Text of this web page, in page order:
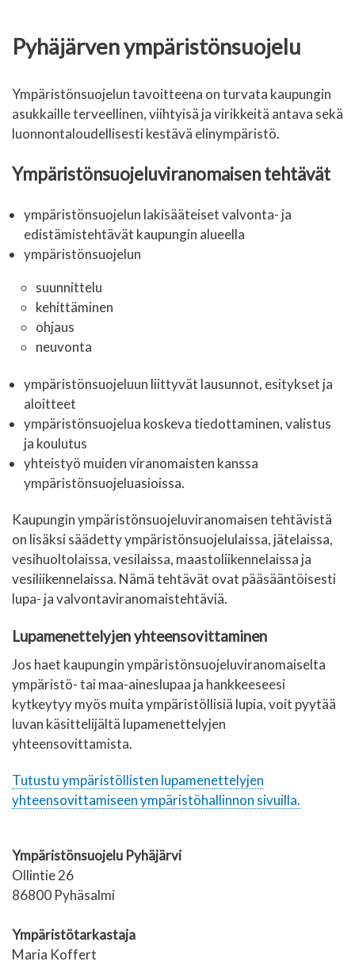
Pyhäjärven ympäristönsuojelu
Ympäristönsuojelun tavoitteena on turvata kaupungin
asukkaille terveellinen, viihtyisä ja virikkeitä antava sekä
luonnontaloudellisesti kestävä elinympäristö.
Ympäristönsuojeluviranomaisen tehtävät
ympäristönsuojelun lakisääteiset valvonta- ja
edistämistehtävät kaupungin alueella
ympäristönsuojelun
suunnittelu
kehittäminen
ohjaus
neuvonta
ympäristönsuojeluun liittyvät lausunnot, esitykset ja
aloitteet
ympäristönsuojelua koskeva tiedottaminen, valistus
ja koulutus
yhteistyö muiden viranomaisten kanssa
ympäristönsuojeluasioissa.
Kaupungin ympäristönsuojeluviranomaisen tehtävistä
on lisäksi säädetty ympäristönsuojelulaissa, jätelaissa,
vesihuoltolaissa, vesilaissa, maastoliikennelaissa ja
vesiliikennelaissa. Nämä tehtävät ovat pääsääntöisesti
lupa- ja valvontaviranomaistehtäviä.
Lupamenettelyjen yhteensovittaminen
Jos haet kaupungin ympäristönsuojeluviranomaiselta
ympäristö- tai maa-aineslupaa ja hankkeeseesi
kytkeytyy myös muita ympäristöllisiä lupia, voit pyytää
luvan käsittelijältä lupamenettelyjen
yhteensovittamista.
Tutustu ympäristöllisten lupamenettelyjen
yhteensovittamiseen ympäristöhallinnon sivuilla.
Ympäristönsuojelu Pyhäjärvi
Ollintie 26
86800 Pyhäsalmi
Ympäristötarkastaja
Maria Koffert